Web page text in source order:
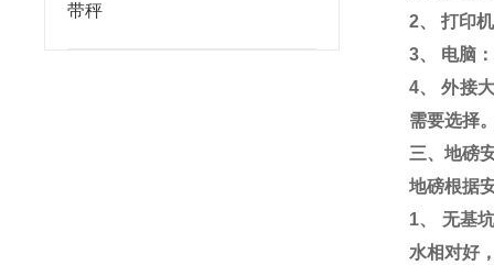
带秤
2、 打印
3、 电脑
4、 外接
需要选择
三、地磅
地磅根据
1、 无基
水相对好